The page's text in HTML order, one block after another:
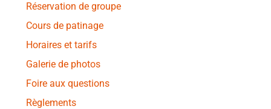
Réservation de groupe
Cours de patinage
Horaires et tarifs
Galerie de photos
Foire aux questions
Règlements